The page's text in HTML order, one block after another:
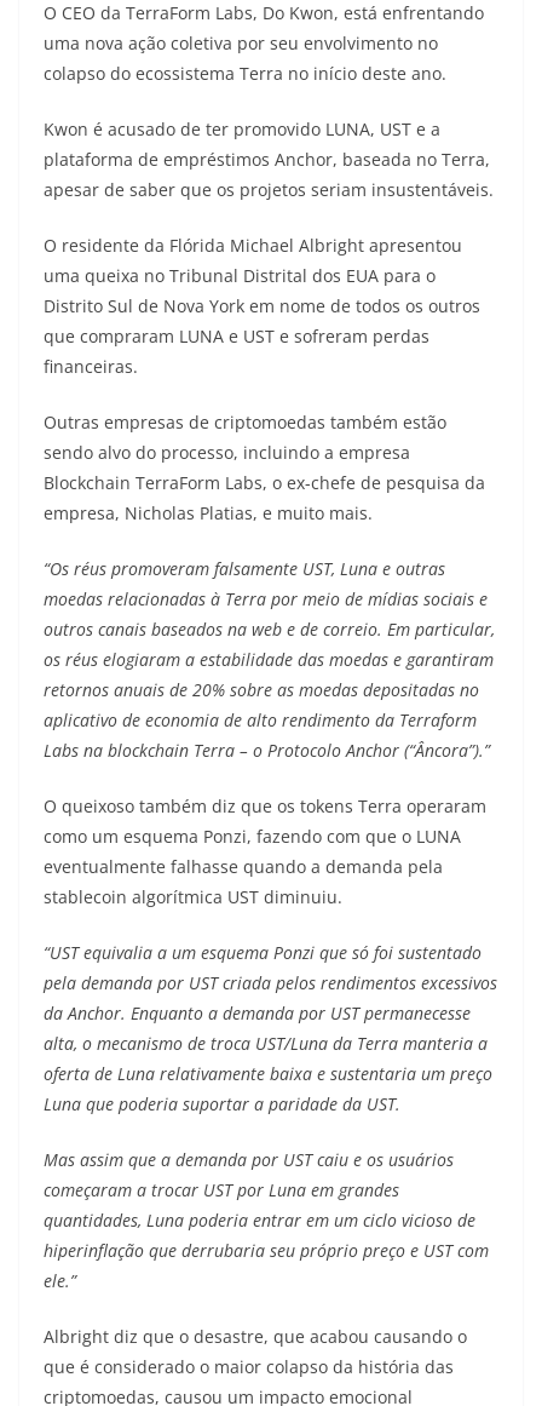
O CEO da TerraForm Labs, Do Kwon, está enfrentando
uma nova ação coletiva por seu envolvimento no
colapso do ecossistema Terra no início deste ano.
Kwon é acusado de ter promovido LUNA, UST e a
plataforma de empréstimos Anchor, baseada no Terra,
apesar de saber que os projetos seriam insustentáveis.
O residente da Flórida Michael Albright apresentou
uma queixa no Tribunal Distrital dos EUA para o
Distrito Sul de Nova York em nome de todos os outros
que compraram LUNA e UST e sofreram perdas
financeiras.
Outras empresas de criptomoedas também estão
sendo alvo do processo, incluindo a empresa
Blockchain TerraForm Labs, o ex-chefe de pesquisa da
empresa, Nicholas Platias, e muito mais.
“Os réus promoveram falsamente UST, Luna e outras
moedas relacionadas à Terra por meio de mídias sociais e
outros canais baseados na web e de correio. Em particular,
os réus elogiaram a estabilidade das moedas e garantiram
retornos anuais de 20% sobre as moedas depositadas no
aplicativo de economia de alto rendimento da Terraform
Labs na blockchain Terra – o Protocolo Anchor (“Âncora”).”
O queixoso também diz que os tokens Terra operaram
como um esquema Ponzi, fazendo com que o LUNA
eventualmente falhasse quando a demanda pela
stablecoin algorítmica UST diminuiu.
“UST equivalia a um esquema Ponzi que só foi sustentado
pela demanda por UST criada pelos rendimentos excessivos
da Anchor. Enquanto a demanda por UST permanecesse
alta, o mecanismo de troca UST/Luna da Terra manteria a
oferta de Luna relativamente baixa e sustentaria um preço
Luna que poderia suportar a paridade da UST.
Mas assim que a demanda por UST caiu e os usuários
começaram a trocar UST por Luna em grandes
quantidades, Luna poderia entrar em um ciclo vicioso de
hiperinflação que derrubaria seu próprio preço e UST com
ele.”
Albright diz que o desastre, que acabou causando o
que é considerado o maior colapso da história das
criptomoedas, causou um impacto emocional